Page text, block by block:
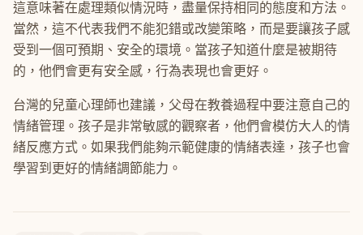
這意味著在處理類似情況時，盡量保持相同的態度和方法。
當然，這不代表我們不能犯錯或改變策略，而是要讓孩子感
受到一個可預期、安全的環境。當孩子知道什麼是被期待
的，他們會更有安全感，行為表現也會更好。
台灣的兒童心理師也建議，父母在教養過程中要注意自己的
情緒管理。孩子是非常敏感的觀察者，他們會模仿大人的情
緒反應方式。如果我們能夠示範健康的情緒表達，孩子也會
學習到更好的情緒調節能力。